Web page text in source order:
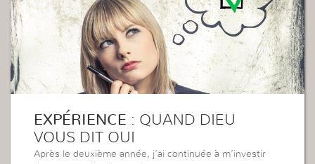
EXPÉRIENCE : QUAND DIEU
VOUS DIT OUI
Après le deuxième année, j’ai continuée à m’investir